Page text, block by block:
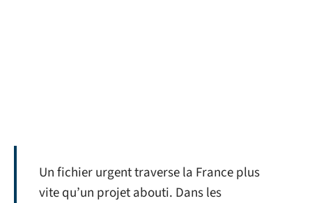
Un fichier urgent traverse la France plus
vite qu’un projet abouti. Dans les